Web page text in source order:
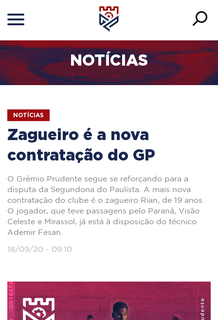
NOTÍCIAS
NOTÍCIAS
Zagueiro é a nova
contratação do GP
O Grêmio Prudente segue se reforçando para a
disputa da Segundona do Paulista. A mais nova
contratação do clube é o zagueiro Rian, de 19 anos.
O jogador, que teve passagens pelo Paraná, Visão
Celeste e Mirassol, já está à disposição do técnico
Ademir Fesan.
18/09/20 - 09:10